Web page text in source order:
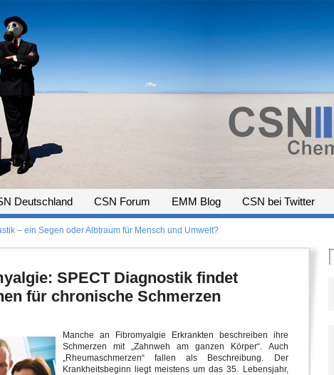
Deutschland CSN Forum EMM Blog CSN bei Twitter
– ein Segen oder Albtraum für Mensch und Umwelt?
SPECT Diagnostik findet
für chronische Schmerzen
Manche an Fibromyalgie Erkrankten beschreiben ihre
Schmerzen mit „Zahnweh am ganzen Körper“. Auch
„Rheumaschmerzen“ fallen als Beschreibung. Der
Krankheitsbeginn liegt meistens um das 35. Lebensjahr,